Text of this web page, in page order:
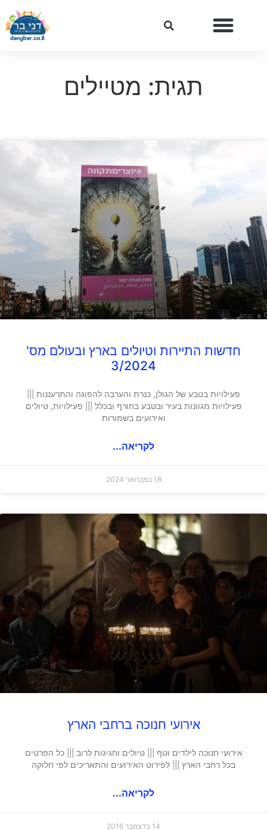
תגית: מטיילים
חדשות התיירות וטיולים בארץ ובעולם מס'
3/2024
פעילויות בטבע של הגולן, כנרת והערבה להפוגה והתרעננות |||
פעילויות מגוונות בעיר ובטבע בחורף ובכלל ||| פעילויות, טיולים
ואירועים בשמורות
לקריאה...
18 בפברואר 2024
אירועי חנוכה ברחבי הארץ
אירועי חנוכה לילדים וטף ||| טיולים וחגיגות לרוב ||| כל הפרטים
בכל רחבי הארץ ||| לפירוט האירועים והתאריכים לפי חלוקה
לקריאה...
14 בדצמבר 2016